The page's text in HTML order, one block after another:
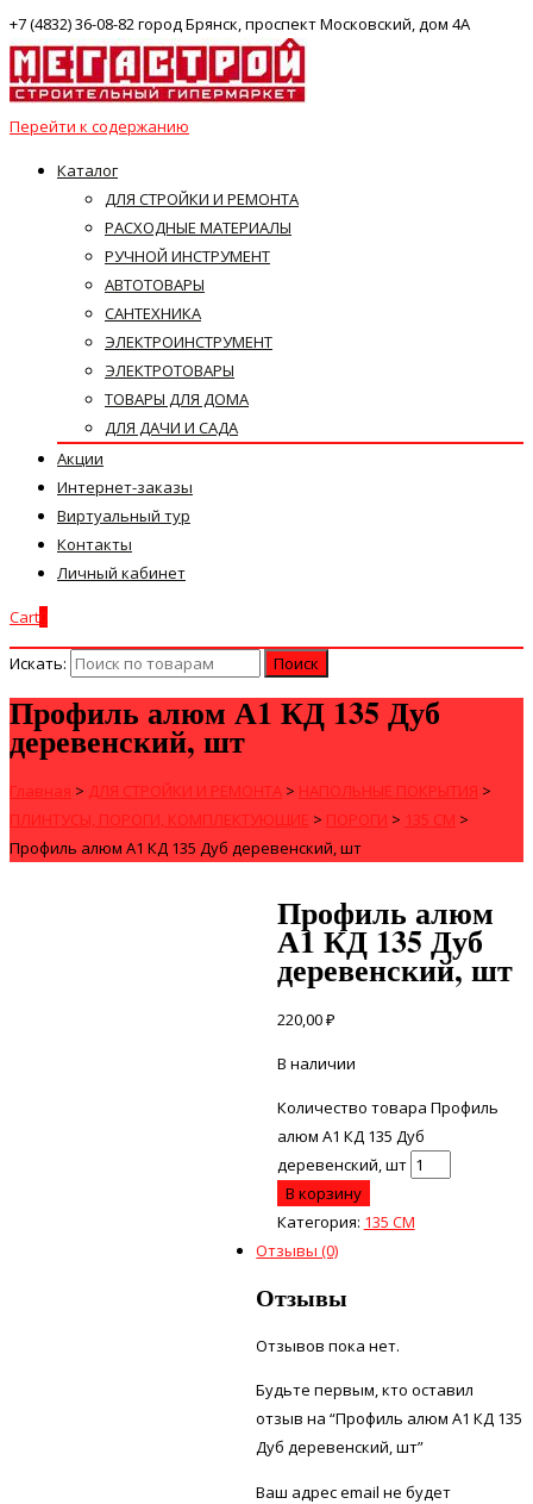
+7 (4832) 36-08-82 город Брянск, проспект Московский, дом 4А
Перейти к содержанию
Каталог
ДЛЯ СТРОЙКИ И РЕМОНТА
РАСХОДНЫЕ МАТЕРИАЛЫ
РУЧНОЙ ИНСТРУМЕНТ
АВТОТОВАРЫ
САНТЕХНИКА
ЭЛЕКТРОИНСТРУМЕНТ
ЭЛЕКТРОТОВАРЫ
ТОВАРЫ ДЛЯ ДОМА
ДЛЯ ДАЧИ И САДА
Акции
Интернет-заказы
Виртуальный тур
Контакты
Личный кабинет
Cart
Искать:
Профиль алюм А1 КД 135 Дуб
деревенский, шт
Главная > ДЛЯ СТРОЙКИ И РЕМОНТА > НАПОЛЬНЫЕ ПОКРЫТИЯ >
ПЛИНТУСЫ, ПОРОГИ, КОМПЛЕКТУЮЩИЕ > ПОРОГИ > 135 СМ >
Профиль алюм А1 КД 135 Дуб деревенский, шт
Профиль алюм
А1 КД 135 Дуб
деревенский, шт
220,00₽
В наличии
Количество товара Профиль
алюм А1 КД 135 Дуб
деревенский, шт
В корзину
Категория: 135 СМ
Отзывы (0)
Отзывы
Отзывов пока нет.
Будьте первым, кто оставил
отзыв на “Профиль алюм А1 КД 135
Дуб деревенский, шт”
Ваш адрес email не будет